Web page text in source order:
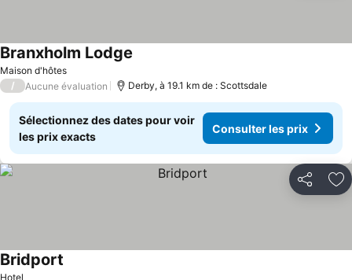
Maison d'hôtes
Branxholm Lodge
/ Aucune évaluation Derby, à 19.1 km de : Scottsdale
Sélectionnez des dates pour voir
les prix exacts
Consulter les prix
Partager
Hotel
Bridport